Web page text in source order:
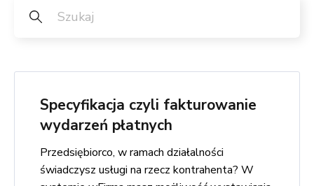
Specyfikacja czyli fakturowanie
wydarzeń płatnych
Przedsiębiorco, w ramach działalności
świadczysz usługi na rzecz kontrahenta? W